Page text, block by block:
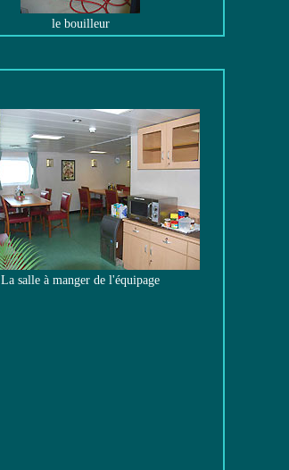
le bouilleur
La salle à manger de l'équipage